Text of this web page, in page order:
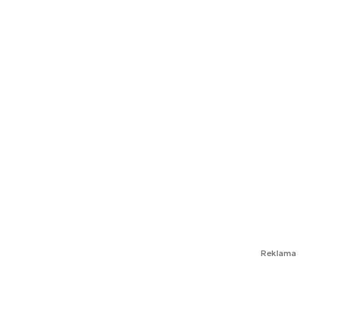
Reklama